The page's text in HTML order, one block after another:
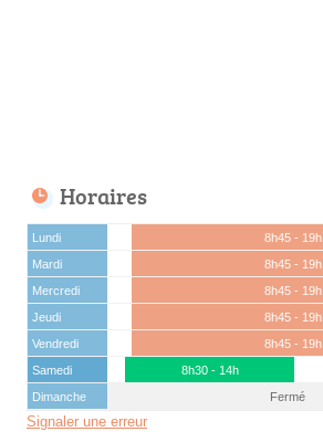
Horaires
Lundi
8h45 - 19h
Mardi
8h45 - 19h
Mercredi
8h45 - 19h
Jeudi
8h45 - 19h
Vendredi
8h45 - 19h
Samedi
8h30 - 14h
Dimanche
Fermé
Signaler une erreur